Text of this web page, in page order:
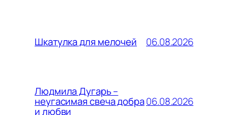
Шкатулка для мелочей 06.08.2026
Людмила Дугарь –
неугасимая свеча добра
и любви
06.08.2026